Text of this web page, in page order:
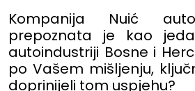
Kompanija Nuić
prepoznata je kao
autoindustriji Bosne i
po Vašem mišljenju,
doprinijeli tom uspjehu?